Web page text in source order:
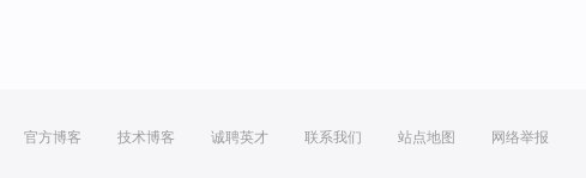
官方博客 技术博客 诚聘英才 联系我们 站点地图 网络举报